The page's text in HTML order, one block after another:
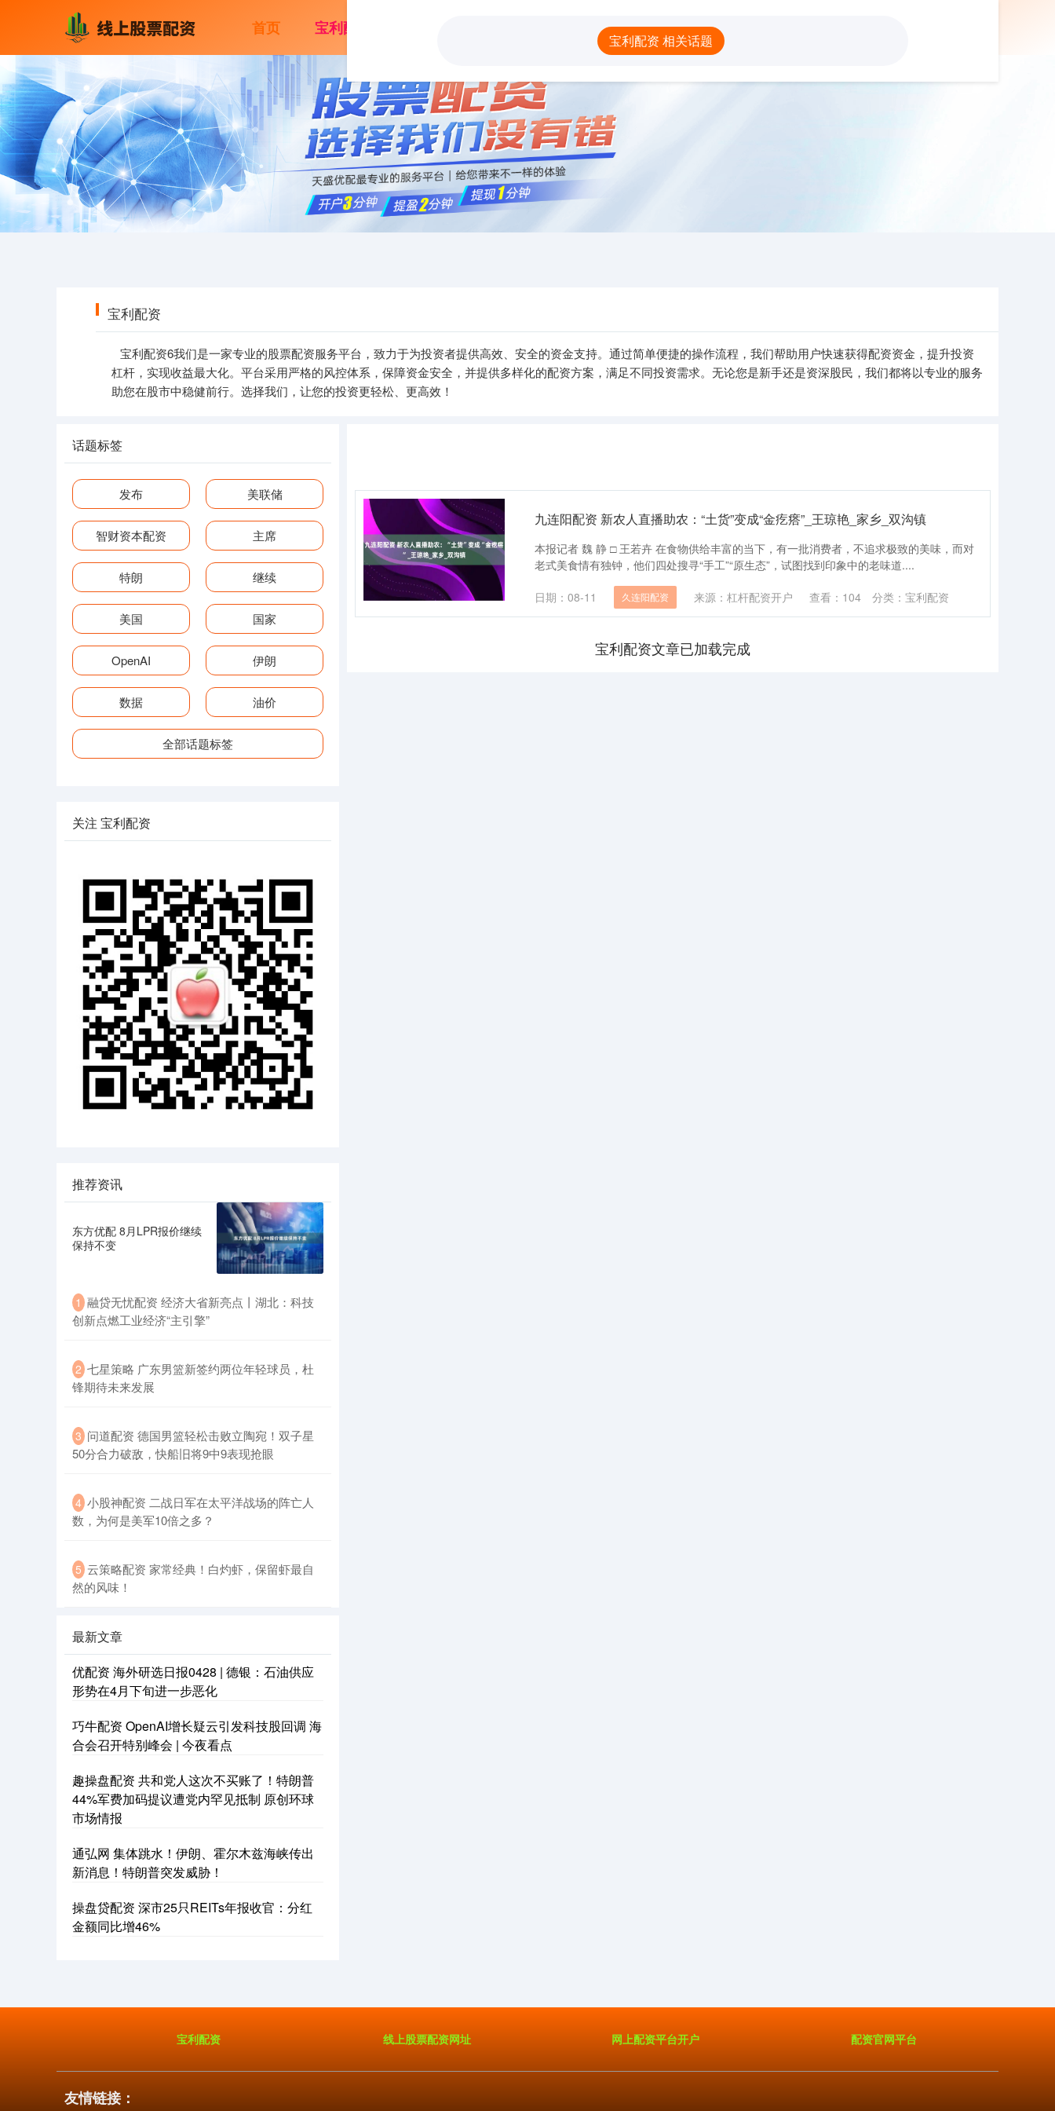
首页 宝利配资 网上配资平台开户 配资官网平台
宝利配资
宝利配资6我们是一家专业的股票配资服务平台，致力于为投资者提供高效、安全的资金支持。通过简单便捷的操作流程，我们帮助用户快速获得配资资金，提升投资
杠杆，实现收益最大化。平台采用严格的风控体系，保障资金安全，并提供多样化的配资方案，满足不同投资需求。无论您是新手还是资深股民，我们都将以专业的服务
助您在股市中稳健前行。选择我们，让您的投资更轻松、更高效！
宝利配资 相关话题
九连阳配资 新农人直播助农：“土货”变成“金疙瘩”_王琼艳_家乡_双沟镇
本报记者 魏 静 □ 王若卉 在食物供给丰富的当下，有一批消费者，不追求极致的美味，而对
老式美食情有独钟，他们四处搜寻“手工”“原生态”，试图找到印象中的老味道....
日期：08-11 久连阳配资 来源：杠杆配资开户 查看： 104 分类：宝利配资
宝利配资文章已加载完成
话题标签
发布 美联储
智财资本配资 主席
特朗 继续
美国 国家
OpenAI 伊朗
数据 油价
全部话题标签
关注 宝利配资
推荐资讯
东方优配 8月LPR报价继续
保持不变
1 融贷无忧配资 经济大省新亮点丨湖北：科技
创新点燃工业经济“主引擎”
2 七星策略 广东男篮新签约两位年轻球员，杜
锋期待未来发展
3 问道配资 德国男篮轻松击败立陶宛！双子星
50分合力破敌，快船旧将9中9表现抢眼
4 小股神配资 二战日军在太平洋战场的阵亡人
数，为何是美军10倍之多？
5 云策略配资 家常经典！白灼虾，保留虾最自
然的风味！
最新文章
优配资 海外研选日报0428 | 德银：石油供应
形势在4月下旬进一步恶化
巧牛配资 OpenAI增长疑云引发科技股回调 海
合会召开特别峰会 | 今夜看点
趣操盘配资 共和党人这次不买账了！特朗普
44%军费加码提议遭党内罕见抵制 原创环球
市场情报
通弘网 集体跳水！伊朗、霍尔木兹海峡传出
新消息！特朗普突发威胁！
操盘贷配资 深市25只REITs年报收官：分红
金额同比增46%
宝利配资 线上股票配资网址 网上配资平台开户 配资官网平台
友情链接：